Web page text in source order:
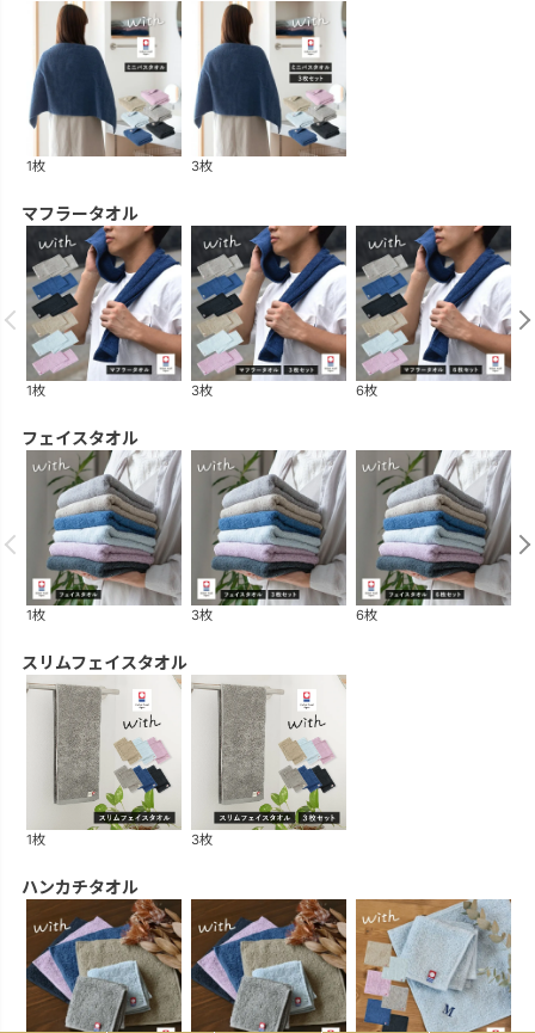
1枚 3枚
マフラータオル
1枚 3枚 6枚
フェイスタオル
1枚 3枚 6枚
スリムフェイスタオル
1枚 3枚
ハンカチタオル